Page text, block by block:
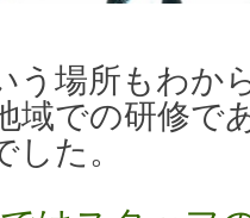
う場所もわか
域での研修で
た。